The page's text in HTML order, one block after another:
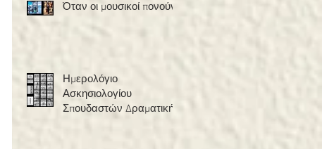
Όταν οι μουσικοί πονούν
Ημερολόγιο
Ασκησιολογίου
Σπουδαστών Δραματικής